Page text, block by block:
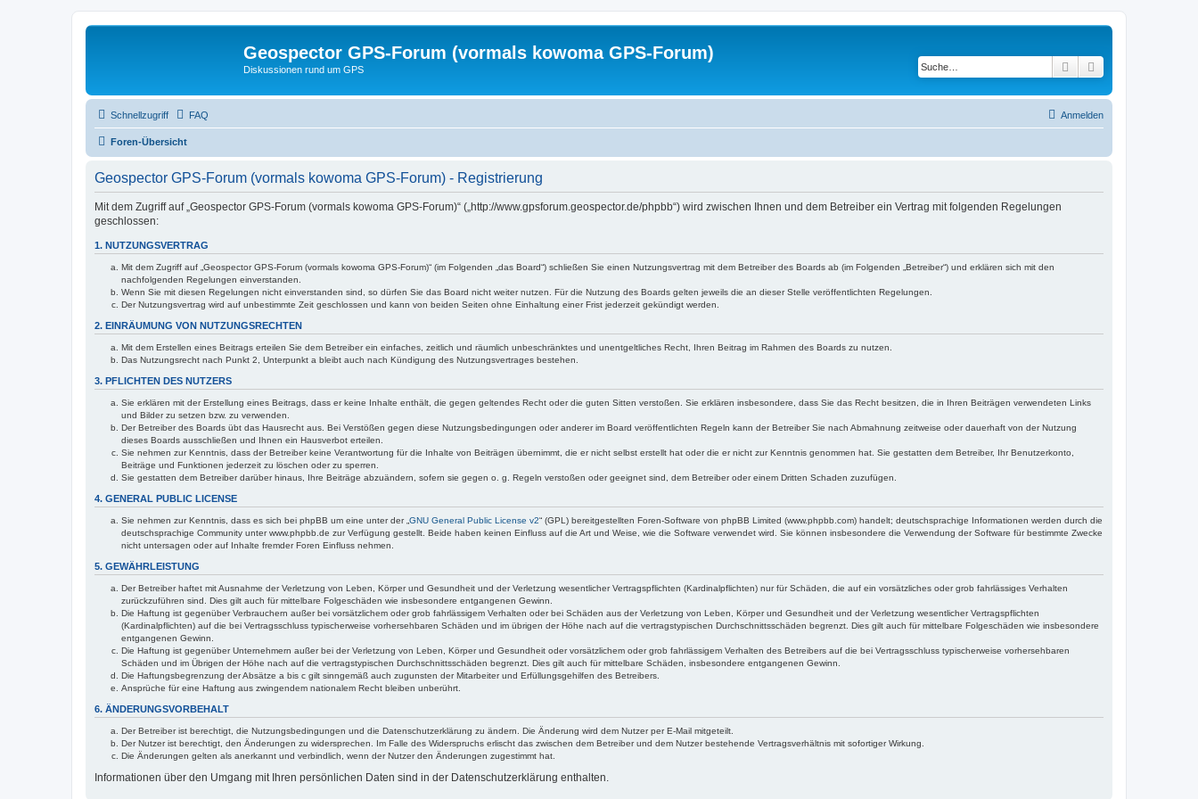
Geospector GPS-Forum (vormals kowoma GPS-Forum)
Diskussionen rund um GPS Suche
Schnellzugriff FAQ Anmelden
Foren-Übersicht
Geospector GPS-Forum (vormals kowoma GPS-Forum) - Registrierung
Mit dem Zugriff auf „Geospector GPS-Forum (vormals kowoma GPS-Forum)“ („http://www.gpsforum.geospector.de/phpbb“) wird zwischen Ihnen und dem Betreiber ein Vertrag mit folgenden Regelungen
geschlossen:
1. NUTZUNGSVERTRAG
Mit dem Zugriff auf „Geospector GPS-Forum (vormals kowoma GPS-Forum)“ (im Folgenden „das Board“) schließen Sie einen Nutzungsvertrag mit dem Betreiber des Boards ab (im Folgenden „Betreiber“) und erklären sich mit den
nachfolgenden Regelungen einverstanden.
Wenn Sie mit diesen Regelungen nicht einverstanden sind, so dürfen Sie das Board nicht weiter nutzen. Für die Nutzung des Boards gelten jeweils die an dieser Stelle veröffentlichten Regelungen.
Der Nutzungsvertrag wird auf unbestimmte Zeit geschlossen und kann von beiden Seiten ohne Einhaltung einer Frist jederzeit gekündigt werden.
2. EINRÄUMUNG VON NUTZUNGSRECHTEN
Mit dem Erstellen eines Beitrags erteilen Sie dem Betreiber ein einfaches, zeitlich und räumlich unbeschränktes und unentgeltliches Recht, Ihren Beitrag im Rahmen des Boards zu nutzen.
Das Nutzungsrecht nach Punkt 2, Unterpunkt a bleibt auch nach Kündigung des Nutzungsvertrages bestehen.
3. PFLICHTEN DES NUTZERS
Sie erklären mit der Erstellung eines Beitrags, dass er keine Inhalte enthält, die gegen geltendes Recht oder die guten Sitten verstoßen. Sie erklären insbesondere, dass Sie das Recht besitzen, die in Ihren Beiträgen verwendeten Links
und Bilder zu setzen bzw. zu verwenden.
Der Betreiber des Boards übt das Hausrecht aus. Bei Verstößen gegen diese Nutzungsbedingungen oder anderer im Board veröffentlichten Regeln kann der Betreiber Sie nach Abmahnung zeitweise oder dauerhaft von der Nutzung
dieses Boards ausschließen und Ihnen ein Hausverbot erteilen.
Sie nehmen zur Kenntnis, dass der Betreiber keine Verantwortung für die Inhalte von Beiträgen übernimmt, die er nicht selbst erstellt hat oder die er nicht zur Kenntnis genommen hat. Sie gestatten dem Betreiber, Ihr Benutzerkonto,
Beiträge und Funktionen jederzeit zu löschen oder zu sperren.
Sie gestatten dem Betreiber darüber hinaus, Ihre Beiträge abzuändern, sofern sie gegen o. g. Regeln verstoßen oder geeignet sind, dem Betreiber oder einem Dritten Schaden zuzufügen.
4. GENERAL PUBLIC LICENSE
Sie nehmen zur Kenntnis, dass es sich bei phpBB um eine unter der „ GNU General Public License v2“ (GPL) bereitgestellten Foren-Software von phpBB Limited (www.phpbb.com) handelt; deutschsprachige Informationen werden durch die
deutschsprachige Community unter www.phpbb.de zur Verfügung gestellt. Beide haben keinen Einfluss auf die Art und Weise, wie die Software verwendet wird. Sie können insbesondere die Verwendung der Software für bestimmte Zwecke
nicht untersagen oder auf Inhalte fremder Foren Einfluss nehmen.
5. GEWÄHRLEISTUNG
Der Betreiber haftet mit Ausnahme der Verletzung von Leben, Körper und Gesundheit und der Verletzung wesentlicher Vertragspflichten (Kardinalpflichten) nur für Schäden, die auf ein vorsätzliches oder grob fahrlässiges Verhalten
zurückzuführen sind. Dies gilt auch für mittelbare Folgeschäden wie insbesondere entgangenen Gewinn.
Die Haftung ist gegenüber Verbrauchern außer bei vorsätzlichem oder grob fahrlässigem Verhalten oder bei Schäden aus der Verletzung von Leben, Körper und Gesundheit und der Verletzung wesentlicher Vertragspflichten
(Kardinalpflichten) auf die bei Vertragsschluss typischerweise vorhersehbaren Schäden und im übrigen der Höhe nach auf die vertragstypischen Durchschnittsschäden begrenzt. Dies gilt auch für mittelbare Folgeschäden wie insbesondere
entgangenen Gewinn.
Die Haftung ist gegenüber Unternehmern außer bei der Verletzung von Leben, Körper und Gesundheit oder vorsätzlichem oder grob fahrlässigem Verhalten des Betreibers auf die bei Vertragsschluss typischerweise vorhersehbaren
Schäden und im Übrigen der Höhe nach auf die vertragstypischen Durchschnittsschäden begrenzt. Dies gilt auch für mittelbare Schäden, insbesondere entgangenen Gewinn.
Die Haftungsbegrenzung der Absätze a bis c gilt sinngemäß auch zugunsten der Mitarbeiter und Erfüllungsgehilfen des Betreibers.
Ansprüche für eine Haftung aus zwingendem nationalem Recht bleiben unberührt.
6. ÄNDERUNGSVORBEHALT
Der Betreiber ist berechtigt, die Nutzungsbedingungen und die Datenschutzerklärung zu ändern. Die Änderung wird dem Nutzer per E-Mail mitgeteilt.
Der Nutzer ist berechtigt, den Änderungen zu widersprechen. Im Falle des Widerspruchs erlischt das zwischen dem Betreiber und dem Nutzer bestehende Vertragsverhältnis mit sofortiger Wirkung.
Die Änderungen gelten als anerkannt und verbindlich, wenn der Nutzer den Änderungen zugestimmt hat.
Informationen über den Umgang mit Ihren persönlichen Daten sind in der Datenschutzerklärung enthalten.